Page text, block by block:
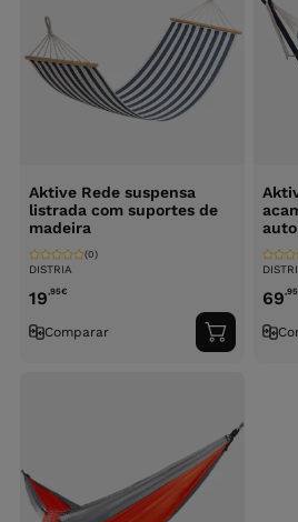
Aktive Rede suspensa
listrada com suportes de
madeira
DISTRIA
(0)
19,95€
Comparar
Adicionar
ao
69,95